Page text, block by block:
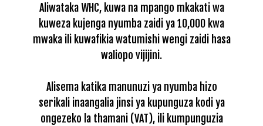
Aliwataka WHC, kuwa na mpango mkakati wa
kuweza kujenga nyumba zaidi ya 10,000 kwa
mwaka ili kuwafikia watumishi wengi zaidi hasa
waliopo vijijini.
Alisema katika manunuzi ya nyumba hizo
serikali inaangalia jinsi ya kupunguza kodi ya
ongezeko la thamani (VAT), ili kumpunguzia